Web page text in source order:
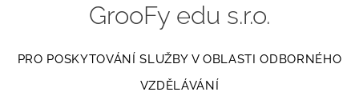
GrooFy edu s.r.o.
PRO POSKYTOVÁNÍ SLUŽBY V OBLASTI ODBORNÉHO
VZDĚLÁVÁNÍ